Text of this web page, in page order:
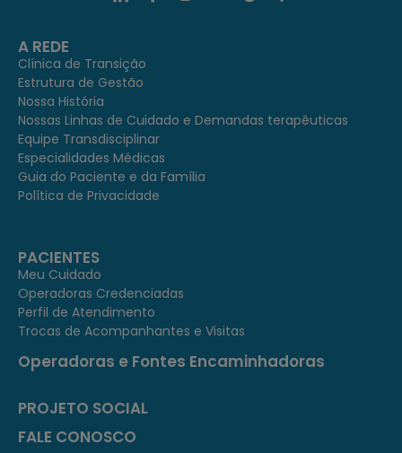
A REDE
Clínica de Transição
Estrutura de Gestão
Nossa História
Nossas Linhas de Cuidado e Demandas terapêuticas
Equipe Transdisciplinar
Especialidades Médicas
Guia do Paciente e da Família
Política de Privacidade
PACIENTES
Meu Cuidado
Operadoras Credenciadas
Perfil de Atendimento
Trocas de Acompanhantes e Visitas
Operadoras e Fontes Encaminhadoras
PROJETO SOCIAL
FALE CONOSCO